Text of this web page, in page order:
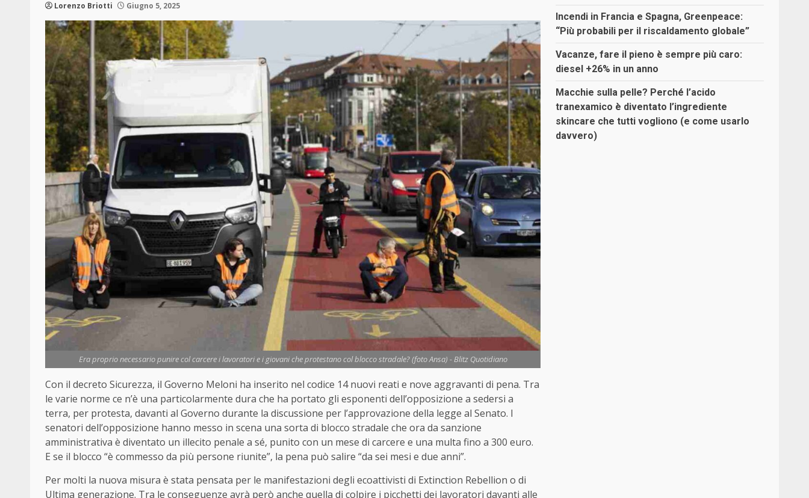
Lorenzo Briotti Giugno 5, 2025
Era proprio necessario punire col carcere i lavoratori e i giovani che protestano col blocco stradale? (foto Ansa) - Blitz Quotidiano
Con il decreto Sicurezza, il Governo Meloni ha inserito nel codice 14 nuovi reati e nove aggravanti di pena. Tra
le varie norme ce n’è una particolarmente dura che ha portato gli esponenti dell’opposizione a sedersi a
terra, per protesta, davanti al Governo durante la discussione per l’approvazione della legge al Senato. I
senatori dell’opposizione hanno messo in scena una sorta di blocco stradale che ora da sanzione
amministrativa è diventato un illecito penale a sé, punito con un mese di carcere e una multa fino a 300 euro.
E se il blocco “è commesso da più persone riunite”, la pena può salire “da sei mesi e due anni”.
Per molti la nuova misura è stata pensata per le manifestazioni degli ecoattivisti di Extinction Rebellion o di
Ultima generazione. Tra le conseguenze avrà però anche quella di colpire i picchetti dei lavoratori davanti alle
Incendi in Francia e Spagna, Greenpeace:
“Più probabili per il riscaldamento globale”
Vacanze, fare il pieno è sempre più caro:
diesel +26% in un anno
Macchie sulla pelle? Perché l’acido
tranexamico è diventato l’ingrediente
skincare che tutti vogliono (e come usarlo
davvero)